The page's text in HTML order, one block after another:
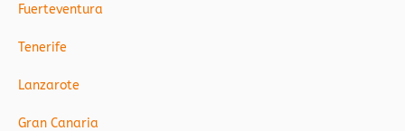
Fuerteventura
Tenerife
Lanzarote
Gran Canaria